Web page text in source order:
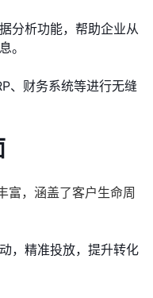
分析功能，帮助企业从
。
、财务系统等进行无缝
富，涵盖了客户生命周
，精准投放，提升转化